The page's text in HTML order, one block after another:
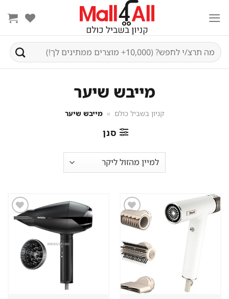
content
חיפוש
עבור:
מייבש שיער
קניון בשביל כולם » מייבש שיער
סנן
שמור
מוצר
שמור